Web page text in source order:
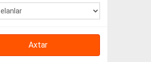
Axtar